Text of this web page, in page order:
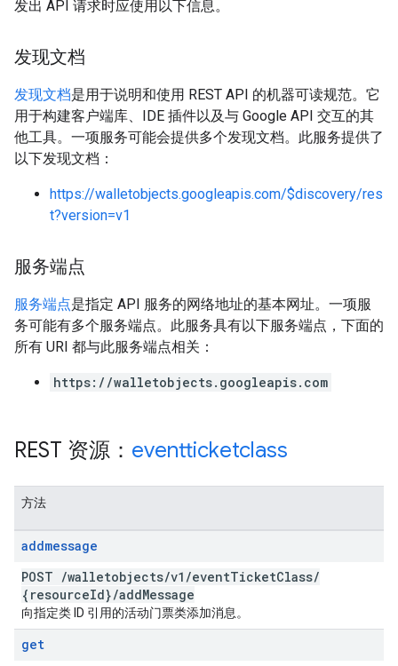
发出 API 请求时应使用以下信息。
发现文档
发现文档是用于说明和使用 REST API 的机器可读规范。它
用于构建客户端库、IDE 插件以及与 Google API 交互的其
他工具。一项服务可能会提供多个发现文档。此服务提供了
以下发现文档：
https://walletobjects.googleapis.com/$discovery/res
t?version=v1
服务端点
服务端点是指定 API 服务的网络地址的基本网址。一项服
务可能有多个服务端点。此服务具有以下服务端点，下面的
所有 URI 都与此服务端点相关：
https://walletobjects.googleapis.com
REST 资源： eventticketclass
方法
addmessage
POST /walletobjects/v1 /eventTicketClass/
{resourceId}/addMessage
向指定类 ID 引用的活动门票类添加消息。
get